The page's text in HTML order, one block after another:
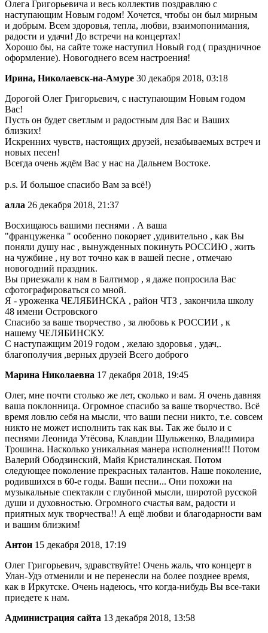
Олега Григорьевича и весь коллектив поздравляю с
наступающим Новым годом! Хочется, чтобы он был мирным
и добрым. Всем здоровья, тепла, любви, взаимопонимания,
радости и удачи! До встречи на концертах!
Хорошо бы, на сайте тоже наступил Новый год ( праздничное
оформление). Новогоднего всем настроения!
Ирина, Николаевск-на-Амуре 30 декабря 2018, 03:18
Дорогой Олег Григорьевич, с наступающим Новым годом
Вас!
Пусть он будет светлым и радостным для Вас и Ваших
близких!
Искренних чувств, настоящих друзей, незабываемых встреч и
новых песен!
Всегда очень ждём Вас у нас на Дальнем Востоке.
p.s. И большое спасибо Вам за всё!)
алла 26 декабря 2018, 21:37
Восхищаюсь вашими песнями . А ваша
"француженка " особенно покоряет ,удивительно , как Вы
поняли душу нас , вынужденных покинуть РОССИЮ , жить
на чужбине , ну вот точно как в вашей песне , отмечаю
новогодний праздник.
Вы приезжали к нам в Балтимор , я даже попросила Вас
сфотографироваться со мной.
Я - уроженка ЧЕЛЯБИНСКА , район ЧТЗ , закончила школу
48 имени Островского
Спасибо за ваше творчество , за любовь к РОССИИ , к
нашему ЧЕЛЯБИНСКУ.
С наступажщим 2019 годом , желаю здоровья , удач,.
благополучия ,верных друзей Всего доброго
Марина Николаевна 17 декабря 2018, 19:45
Олег, мне почти столько же лет, сколько и вам. Я очень давняя
ваша поклонница. Огромное спасибо за ваше творчество. Всё
время ловлю себя на мысли, что ваши песни никто, т.е. совсем
никто не может исполнить так как вы. Так же было и с
песнями Леонида Утёсова, Клавдии Шульженко, Владимира
Трошина. Насколько уникальная манера исполнения!!! Потом
Валерий Ободзинский, Майя Кристалинская. Потом
следующее поколение прекрасных талантов. Наше поколение,
родившихся в 60-е годы. Ваши песни... Они похожи на
музыкальные спектакли с глубиной мысли, широтой русской
души и духовностью. Огромного счастья вам, радости и
приятных мук творчества!! А ещё любви и благодарности вам
и вашим близким!
Антон 15 декабря 2018, 17:19
Олег Григорьевич, здравствуйте! Очень жаль, что концерт в
Улан-Удэ отменили и не перенесли на более позднее время,
как в Иркутске. Очень надеюсь, что когда-нибудь Вы все-таки
приедете к нам.
Администрация сайта 13 декабря 2018, 13:58